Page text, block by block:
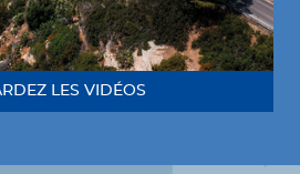
LES VIDÉOS